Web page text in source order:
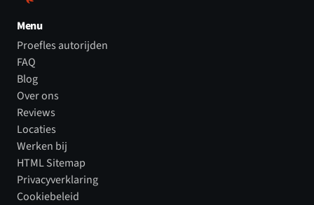
Menu
Proefles autorijden
FAQ
Blog
Over ons
Reviews
Locaties
Werken bij
HTML Sitemap
Privacyverklaring
Cookiebeleid